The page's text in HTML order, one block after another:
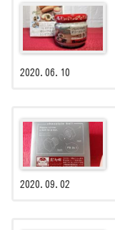
2020.06.10
2020.09.02